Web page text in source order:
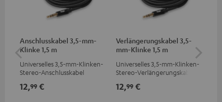
Anschlusskabel 3,5-mm-
Klinke 1,5 m
Universelles 3,5-mm-Klinken-
Stereo-Anschlusskabel
12,99 €
Verlängerungskabel 3,5-
mm-Klinke 1,5 m
Universelles 3,5-mm-Klinken-
Stereo-Verlängerungskabel
12,99 €